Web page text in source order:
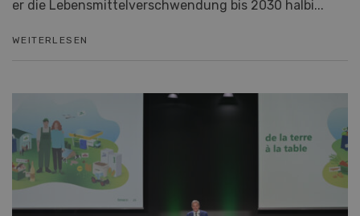
er die Lebensmittelverschwendung bis 2030 halbi...
WEITERLESEN